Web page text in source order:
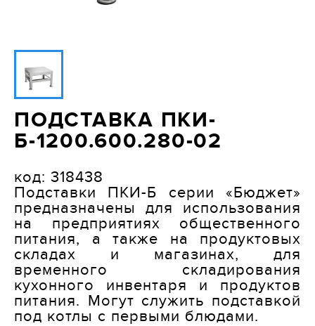
ПОДСТАВКА ПКИ-
Б-1200.600.280-02
код: 318438
Подставки ПКИ-Б серии «Бюджет»
предназначены для использования
на предприятиях общественного
питания, а также на продуктовых
складах и магазинах, для
временного складирования
кухонного инвентаря и продуктов
питания. Могут служить подставкой
под котлы с первыми блюдами.